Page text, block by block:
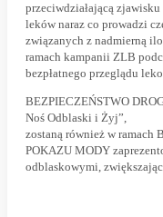
przeciwdziałającą
leków naraz co prowadzi
związanych z nadmierną
ramach kampanii ZLB
bezpłatnego przeglądu
BEZPIECZEŃSTWO
Noś Odblaski i Żyj”,
zostaną również w ramach
POKAZU MODY
odblaskowymi,